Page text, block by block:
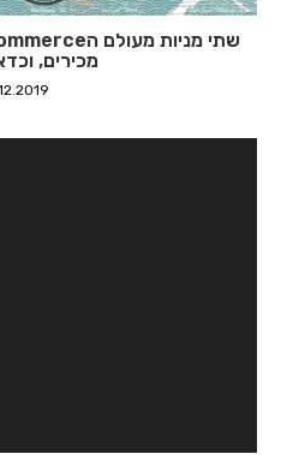
מכירים,